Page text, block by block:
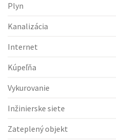
Plyn
Kanalizácia
Internet
Kúpeľňa
Vykurovanie
Inžinierske siete
Zateplený objekt